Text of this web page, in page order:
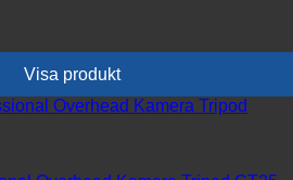
Visa produkt